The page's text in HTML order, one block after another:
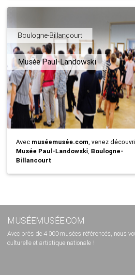
Boulogne-Billancourt
Musée Paul-Landowski
Avec muséemusée.com, venez
Musée Paul-Landowski, Boulogne-
Billancourt
MUSÉEMUSÉE.COM
Avec près de 4 000 musées référencés, nous
culturelle et artistique nationale !